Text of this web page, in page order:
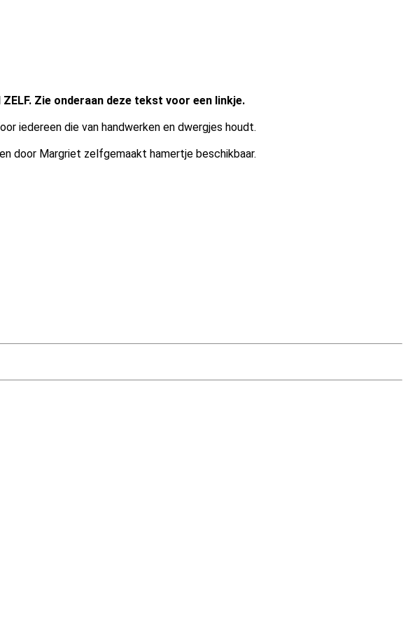
ZELF. Zie onderaan deze tekst voor een linkje.
iedereen die van handwerken en dwergjes houdt.
door Margriet zelfgemaakt hamertje beschikbaar.